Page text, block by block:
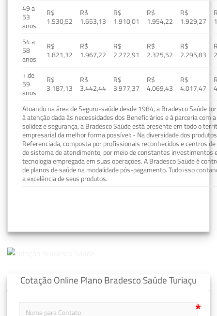
49 a
53
anos
R$
1.530,52
R$
1.653,13
R$
1.910,01
R$
1.954,22
R$
1.929,27
54 a
58
anos
R$
1.821,32
R$
1.967,22
R$
2.272,91
R$
2.325,52
R$
2.295,83
+ de
59
anos
R$
3.187,13
R$
3.442,44
R$
3.977,37
R$
4.069,43
R$
4.017,47
Atuando na área de Seguro-saúde desde 1984, a Bradesco Saúde
à atenção dada às necessidades dos Beneficiários e à parceria com
solidez e segurança, a Bradesco Saúde está presente em todo o
empresarial da melhor forma possível: - Na diversidade dos
Referenciada, composta por profissionais reconhecidos e centros
do sistema de atendimento, por meio de constantes investimentos
tecnologia empregada em suas operações. A Bradesco Saúde é
de planos de saúde na modalidade pós-pagamento. Tudo isso
a excelência de seus produtos.
Cotação Online Plano Bradesco Saúde Turiaçu